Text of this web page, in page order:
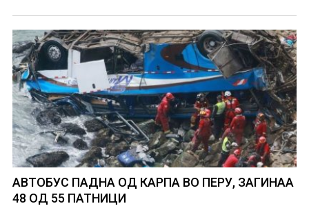
АВТОБУС ПАДНА ОД КАРПА ВО ПЕРУ, ЗАГИНАА
48 ОД 55 ПАТНИЦИ